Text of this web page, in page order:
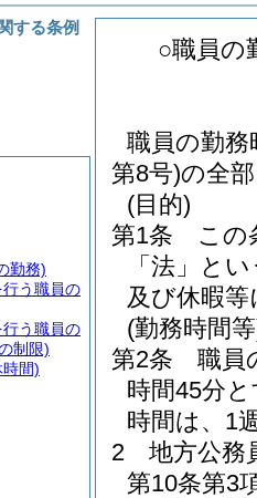
○職員の
職員の勤務
第8号)の全
(目的)
第1条
この
「法」と
及び休暇
(勤務時間
第2条
職員
時間45分
時間は、1
2
地方公務
第10条第3
する条例
勤務)
う職員の
う職員の
制限)
間)